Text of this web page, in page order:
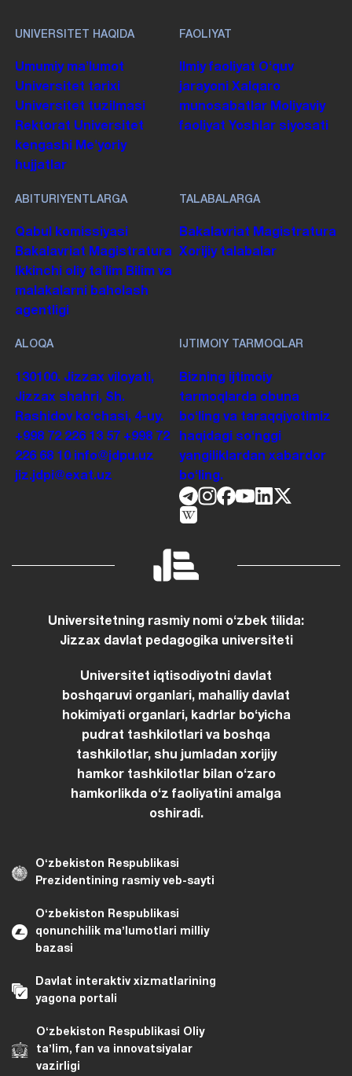
UNIVERSITET HAQIDA
Umumiy maʼlumot
Universitet tarixi
Universitet tuzilmasi
Rektorat Universitet
kengashi
Me'yoriy
hujjatlar
FAOLIYAT
Ilmiy faoliyat Oʻquv
jarayoni
Xalqaro
munosabatlar Moliyaviy
faoliyat Yoshlar siyosati
ABITURIYENTLARGA
Qabul komissiyasi
Bakalavriat Magistratura
Ikkinchi oliy taʼlim Bilim va
malakalarni baholash
agentligi
TALABALARGA
Bakalavriat Magistratura
Xorijiy talabalar
ALOQA
130100. Jizzax viloyati,
Jizzax shahri, Sh.
Rashidov koʻchasi, 4-uy.
+998 72 226 13 57 +998 72
226 68 10 info@jdpu.uz
jiz.jdpi@exat.uz
IJTIMOIY TARMOQLAR
Bizning ijtimoiy
tarmoqlarda obuna
boʻling va taraqqiyotimiz
haqidagi soʻnggi
yangiliklardan xabardor
boʻling.
Universitetning rasmiy nomi oʻzbek tilida:
Jizzax davlat pedagogika universiteti
Universitet iqtisodiyotni davlat
boshqaruvi organlari, mahalliy davlat
hokimiyati organlari, kadrlar boʻyicha
pudrat tashkilotlari va boshqa
tashkilotlar, shu jumladan xorijiy
hamkor tashkilotlar bilan oʻzaro
hamkorlikda oʻz faoliyatini amalga
oshiradi.
Oʻzbekiston Respublikasi
Prezidentining rasmiy veb-sayti
Oʻzbekiston Respublikasi
qonunchilik maʼlumotlari milliy
bazasi
Davlat interaktiv xizmatlarining
yagona portali
Oʻzbekiston Respublikasi Oliy
taʼlim, fan va innovatsiyalar
vazirligi